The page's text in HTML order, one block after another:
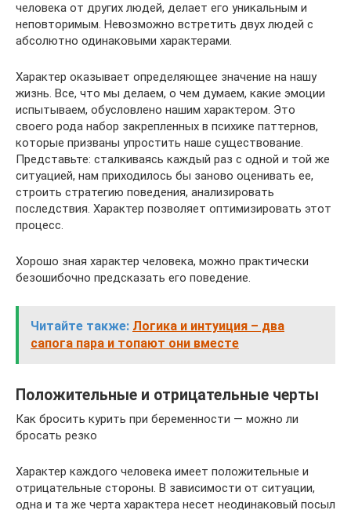
человека от других людей, делает его уникальным и
неповторимым. Невозможно встретить двух людей с
абсолютно одинаковыми характерами.
Характер оказывает определяющее значение на нашу
жизнь. Все, что мы делаем, о чем думаем, какие эмоции
испытываем, обусловлено нашим характером. Это
своего рода набор закрепленных в психике паттернов,
которые призваны упростить наше существование.
Представьте: сталкиваясь каждый раз с одной и той же
ситуацией, нам приходилось бы заново оценивать ее,
строить стратегию поведения, анализировать
последствия. Характер позволяет оптимизировать этот
процесс.
Хорошо зная характер человека, можно практически
безошибочно предсказать его поведение.
Читайте также: Логика и интуиция – два
сапога пара и топают они вместе
Положительные и отрицательные черты
Как бросить курить при беременности — можно ли
бросать резко
Характер каждого человека имеет положительные и
отрицательные стороны. В зависимости от ситуации,
одна и та же черта характера несет неодинаковый посыл